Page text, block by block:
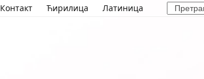
Контакт Ћирилица Латиница Search